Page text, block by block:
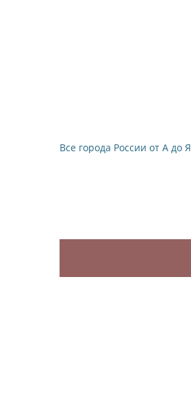
Все города России от А до Я